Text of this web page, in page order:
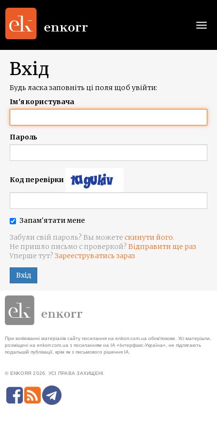
Вхід
Будь ласка заповніть ці поля щоб увійти:
Ім'я користувача
Пароль
Код перевірки
Запам'ятати мене
Забули свій пароль? Вы можете скинути його.
Не пришло письмо с проверкой? Відправити ще раз
Уперше тут? Зарееструватись зараз
Вхід
При копіюванні матеріалів сайту посилання на enkorr.com.ua обов'язкове. Усі матеріали,
розміщені на enkorr.com.ua з посиланням на ІА «Інтерфакс-Україна», не підлягають
подальшій публікації, крім як з письмового рішення ІА.
© ENKORR 2026. УСІ ПРАВА ЗАХИЩЕНІ.